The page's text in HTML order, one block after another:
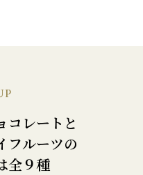
コレートと
フルーツの
全９種